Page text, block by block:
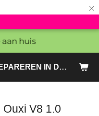
×
FATBIKES KOPEN & REPAREREN IN DEN HAAG EN ZOETERMEER - SACHE BIKES
huis
Ouxi V8 1.0